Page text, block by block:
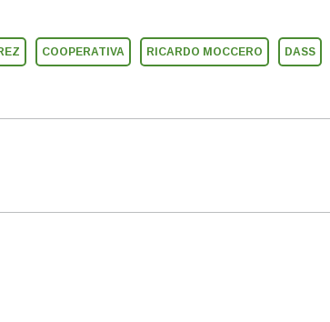
COOPERATIVA RICARDO MOCCERO DASS